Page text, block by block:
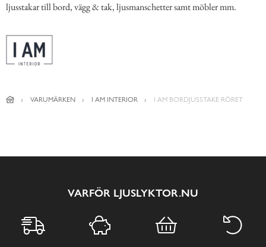
ljusstakar till bord, vägg & tak, ljusmanschetter samt möbler mm.
VARUMÄRKEN I AM INTERIOR I AM BORDJUSSTAKE RÖRET
VARFÖR LJUSLYKTOR.NU